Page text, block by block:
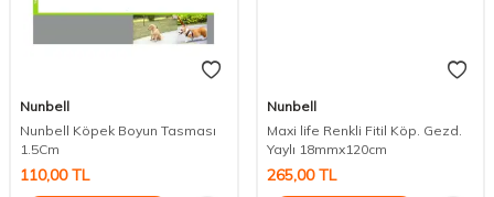
Nunbell
Nunbell Köpek Boyun Tasması
1.5Cm
110,00TL
Nunbell
Maxi life Renkli Fitil Köp. Gezd.
Yaylı 18mmx120cm
265,00TL